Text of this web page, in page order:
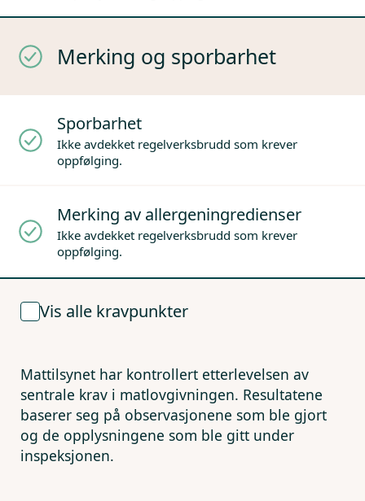
Merking og sporbarhet
Sporbarhet
Ikke avdekket regelverksbrudd som krever
oppfølging.
Merking av allergeningredienser
Ikke avdekket regelverksbrudd som krever
oppfølging.
Vis alle kravpunkter
Mattilsynet har kontrollert etterlevelsen av
sentrale krav i matlovgivningen. Resultatene
baserer seg på observasjonene som ble gjort
og de opplysningene som ble gitt under
inspeksjonen.